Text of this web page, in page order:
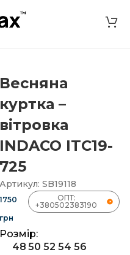
INDACO ITC19-725
Весняна
куртка –
вітровка
INDACO ITC19-
725
Артикул: SB19118
1750
грн
ОПТ:
+380502383190
Розмір:
48 50 52 54 56